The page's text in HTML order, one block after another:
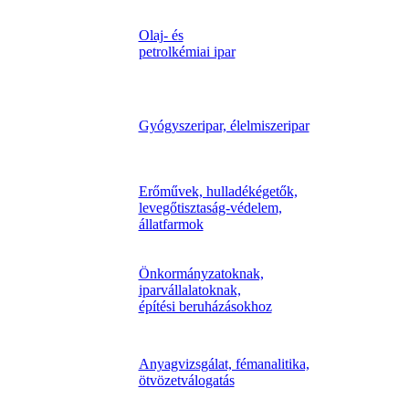
Olaj- és
petrolkémiai ipar
Gyógyszeripar, élelmiszeripar
Erőművek, hulladékégetők,
levegőtisztaság-védelem,
állatfarmok
Önkormányzatoknak,
iparvállalatoknak,
építési beruházásokhoz
Anyagvizsgálat, fémanalitika,
ötvözetválogatás